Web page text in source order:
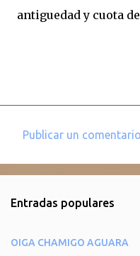
antiguedad y cuota
e
t
Publicar un comentario
Entradas populares
OIGA CHAMIGO AGUARA